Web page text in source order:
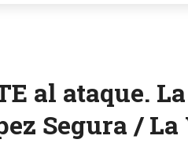
al ataque.
Segura /